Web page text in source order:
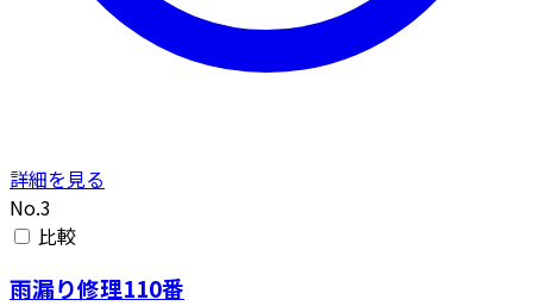
詳細を見る
No.3
比較
雨漏り修理110番